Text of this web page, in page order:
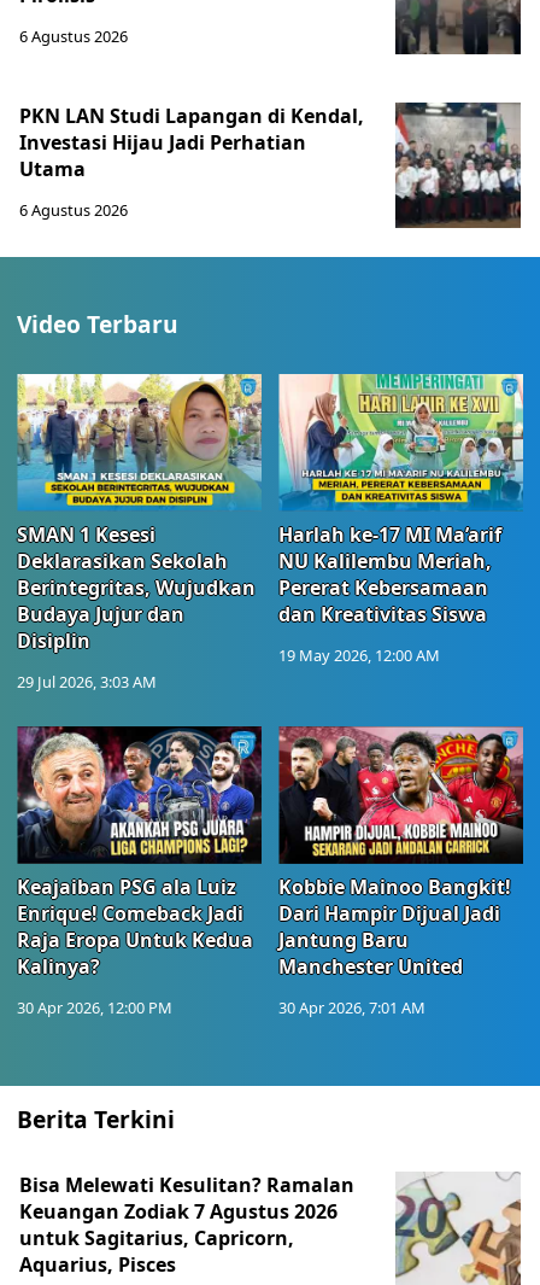
6 Agustus 2026
PKN LAN Studi Lapangan di Kendal,
Investasi Hijau Jadi Perhatian
Utama
6 Agustus 2026
Video Terbaru
SMAN 1 Kesesi
Deklarasikan Sekolah
Berintegritas, Wujudkan
Budaya Jujur dan
Disiplin
29 Jul 2026, 3:03 AM
Harlah ke-17 MI Ma’arif
NU Kalilembu Meriah,
Pererat Kebersamaan
dan Kreativitas Siswa
19 May 2026, 12:00 AM
Keajaiban PSG ala Luiz
Enrique! Comeback Jadi
Raja Eropa Untuk Kedua
Kalinya?
30 Apr 2026, 12:00 PM
Kobbie Mainoo Bangkit!
Dari Hampir Dijual Jadi
Jantung Baru
Manchester United
30 Apr 2026, 7:01 AM
Berita Terkini
Bisa Melewati Kesulitan? Ramalan
Keuangan Zodiak 7 Agustus 2026
untuk Sagitarius, Capricorn,
Aquarius, Pisces